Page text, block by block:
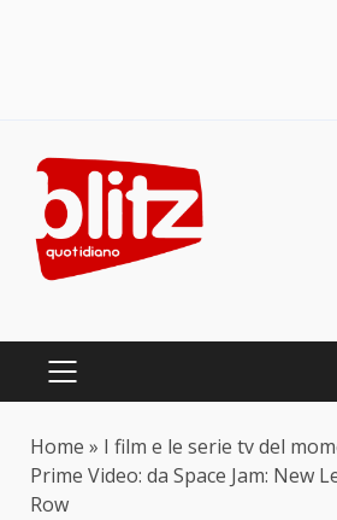
content
PRIMARY
Home » I film e le serie tv del
Prime Video: da Space Jam: New
Row